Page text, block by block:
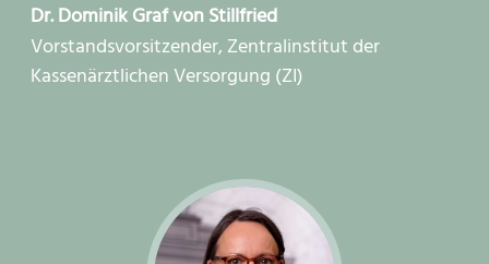
Dr. Dominik Graf von Stillfried
Vorstandsvorsitzender, Zentralinstitut der
Kassenärztlichen Versorgung (ZI)